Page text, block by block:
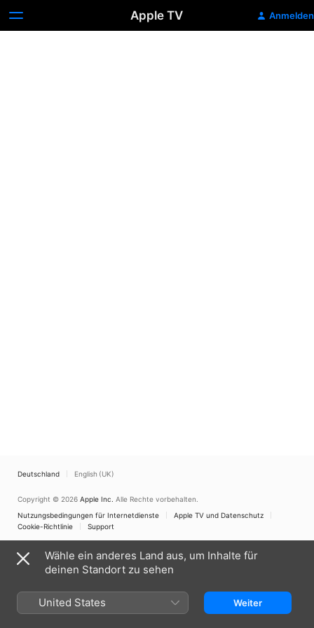
Apple TV Anmelden
Deutschland English (UK)
Copyright © 2026 Apple Inc. Alle Rechte vorbehalten.
Nutzungsbedingungen für Internetdienste
Apple TV und Datenschutz
Cookie-Richtlinie
Support
Wähle ein anderes Land aus, um Inhalte für
deinen Standort zu sehen
United States Weiter